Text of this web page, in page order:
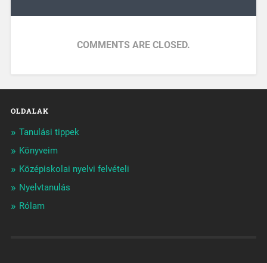
COMMENTS ARE CLOSED.
OLDALAK
Tanulási tippek
Könyveim
Középiskolai nyelvi felvételi
Nyelvtanulás
Rólam